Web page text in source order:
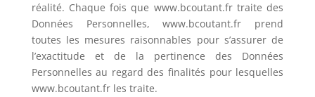
réalité. Chaque fois que www.bcoutant.fr traite des
Données Personnelles, www.bcoutant.fr prend
toutes les mesures raisonnables pour s’assurer de
l’exactitude et de la pertinence des Données
Personnelles au regard des finalités pour lesquelles
www.bcoutant.fr les traite.